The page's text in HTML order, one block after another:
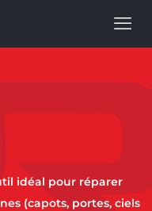
idéal pour réparer
(capots, portes, ciels